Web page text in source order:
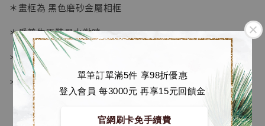
單筆訂單滿5件 享98折優惠
登入會員 每3000元 再享15元回饋金
官網刷卡免手續費
加購優惠【海賊王 布魯克達摩 [7STARS Studio]】
＊畫框為 黑色磨砂金屬相框
＊愛普生原裝墨水微噴
＊表面配有防塵透明有機玻璃
＊背面爲黑色防潮背板